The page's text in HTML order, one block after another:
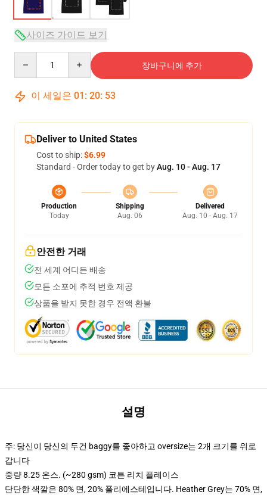
사이즈 가이드 보기
장바구니에 추가
이 세일은 01 : 20: 52
Deliver to United States
Cost to ship:$6.99
Standard - Order today to get byAug. 10 - Aug. 17
Production
Today
Shipping
Aug. 06
Delivered
Aug. 10 - Aug. 17
안전한 거래
전 세계 어디든 배송
모든 소포에 추적 번호 제공
상품을 받지 못한 경우 전액 환불
설명
주: 당신이 당신의 두건 baggy를 좋아하고 oversize는 2개 크기를 위로
갑니다
중량 8.25 온스. (~280 gsm) 코튼 리치 플레이스
단단한 색깔은 80% 면, 20% 폴리에스테입니다. Heather Grey는 70% 면,